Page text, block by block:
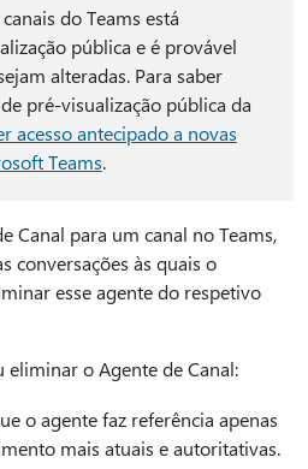
do Teams está
pública e é provável
alteradas. Para saber
pré-visualização pública da
acesso antecipado a novas
Teams.
Canal para um canal no Teams,
conversações às quais o
esse agente do respetivo
o Agente de Canal:
o agente faz referência apenas
mais atuais e autoritativas.